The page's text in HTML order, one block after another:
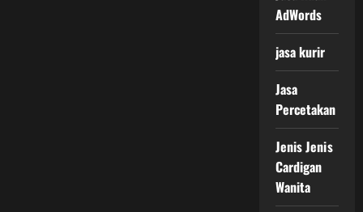
AdWords
jasa kurir
Jasa
Percetakan
Jenis Jenis
Cardigan
Wanita